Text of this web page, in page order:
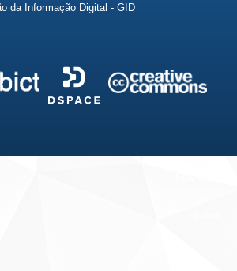
da Informação Digital - GID